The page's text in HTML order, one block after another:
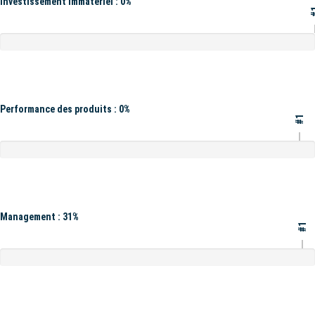
Performance des produits : 0%
#1
Management : 31%
#1